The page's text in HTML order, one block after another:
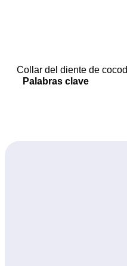
Collar del diente de
Palabras clave